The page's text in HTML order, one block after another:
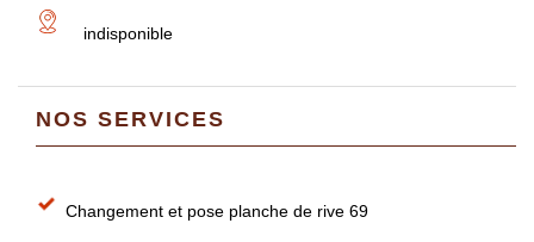
indisponible
NOS SERVICES
Changement et pose planche de rive 69